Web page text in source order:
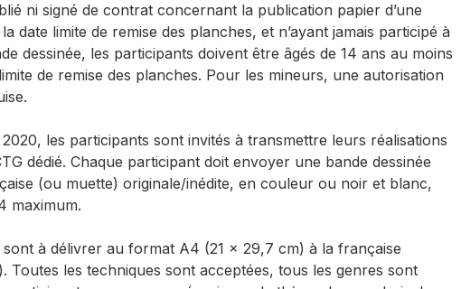
ni signé de contrat concernant la publication papier d’une
date limite de remise des planches, et n’ayant jamais participé à
dessinée, les participants doivent être âgés de 14 ans au moins
de remise des planches. Pour les mineurs, une autorisation
les participants sont invités à transmettre leurs réalisations
dédié. Chaque participant doit envoyer une bande dessinée
(ou muette) originale/inédite, en couleur ou noir et blanc,
maximum.
sont à délivrer au format A4 (21 x 29,7 cm) à la française
Toutes les techniques sont acceptées, tous les genres sont